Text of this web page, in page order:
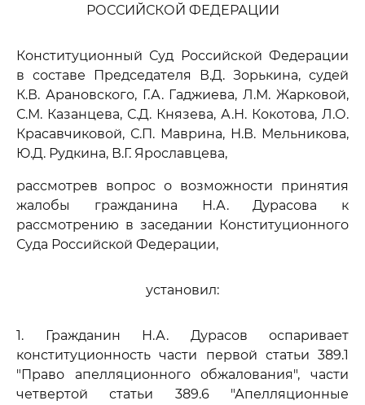
РОССИЙСКОЙ ФЕДЕРАЦИИ
Конституционный Суд Российской Федерации
в составе Председателя В.Д. Зорькина, судей
К.В. Арановского, Г.А. Гаджиева, Л.М. Жарковой,
С.М. Казанцева, С.Д. Князева, А.Н. Кокотова, Л.О.
Красавчиковой, С.П. Маврина, Н.В. Мельникова,
Ю.Д. Рудкина, В.Г. Ярославцева,
рассмотрев вопрос о возможности принятия
жалобы гражданина Н.А. Дурасова к
рассмотрению в заседании Конституционного
Суда Российской Федерации,
установил:
1. Гражданин Н.А. Дурасов оспаривает
конституционность части первой статьи 389.1
"Право апелляционного обжалования", части
четвертой статьи 389.6 "Апелляционные